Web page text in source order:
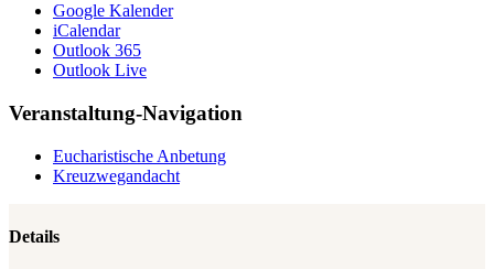
Google Kalender
iCalendar
Outlook 365
Outlook Live
Veranstaltung-Navigation
Eucharistische Anbetung
Kreuzwegandacht
Details